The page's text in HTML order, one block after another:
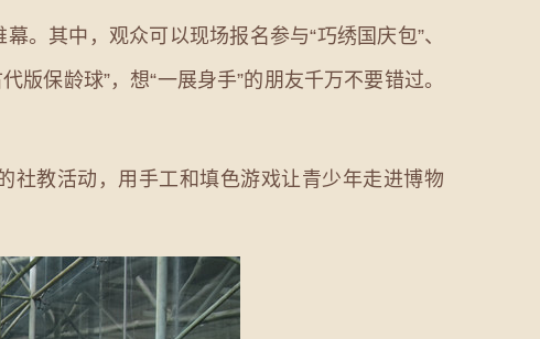
。其中，观众可以现场报名参与“巧绣国庆包”、
版保龄球”，想“一展身手”的朋友千万不要错过。
教活动，用手工和填色游戏让青少年走进博物